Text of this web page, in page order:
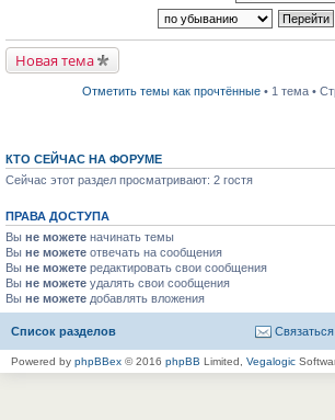
т
а
н
о
о
б
н
ю
п
р
о
н
о
м
о
о
щ
е
н
и
ю
р
в
о
р
о
ч
а
н
н
о
м
у
с
о
б
щ
е
н
Новая тема
Отметить темы как прочтённые • 1 тема •
КТО СЕЙЧАС НА ФОРУМЕ
Сейчас этот раздел просматривают: 2 гостя
ПРАВА ДОСТУПА
Вы не можете начинать темы
Вы не можете отвечать на сообщения
Вы не можете редактировать свои сообщения
Вы не можете удалять свои сообщения
Вы не можете добавлять вложения
Список разделов
Powered by phpBBex © 2016 phpBB Limited, Vegalogic